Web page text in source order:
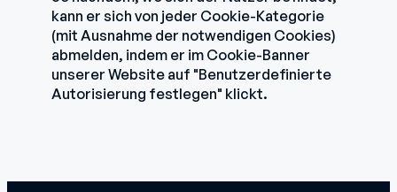
kann er sich von jeder Cookie-Kategorie
(mit Ausnahme der notwendigen Cookies)
abmelden, indem er im Cookie-Banner
unserer Website auf "Benutzerdefinierte
Autorisierung festlegen" klickt.